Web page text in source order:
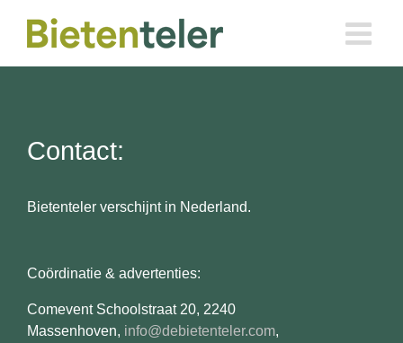
inhoud
Contact:
Bietenteler verschijnt in Nederland.
Coördinatie & advertenties:
Comevent Schoolstraat 20, 2240
Massenhoven, info@debietenteler.com,